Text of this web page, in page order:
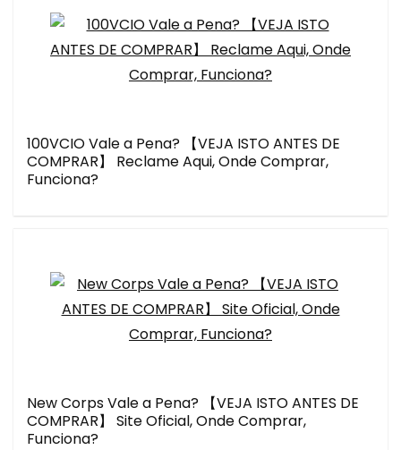
100VCIO Vale a Pena? 【VEJA ISTO ANTES DE
COMPRAR】 Reclame Aqui, Onde Comprar,
Funciona?
New Corps Vale a Pena? 【VEJA ISTO ANTES DE
COMPRAR】 Site Oficial, Onde Comprar,
Funciona?